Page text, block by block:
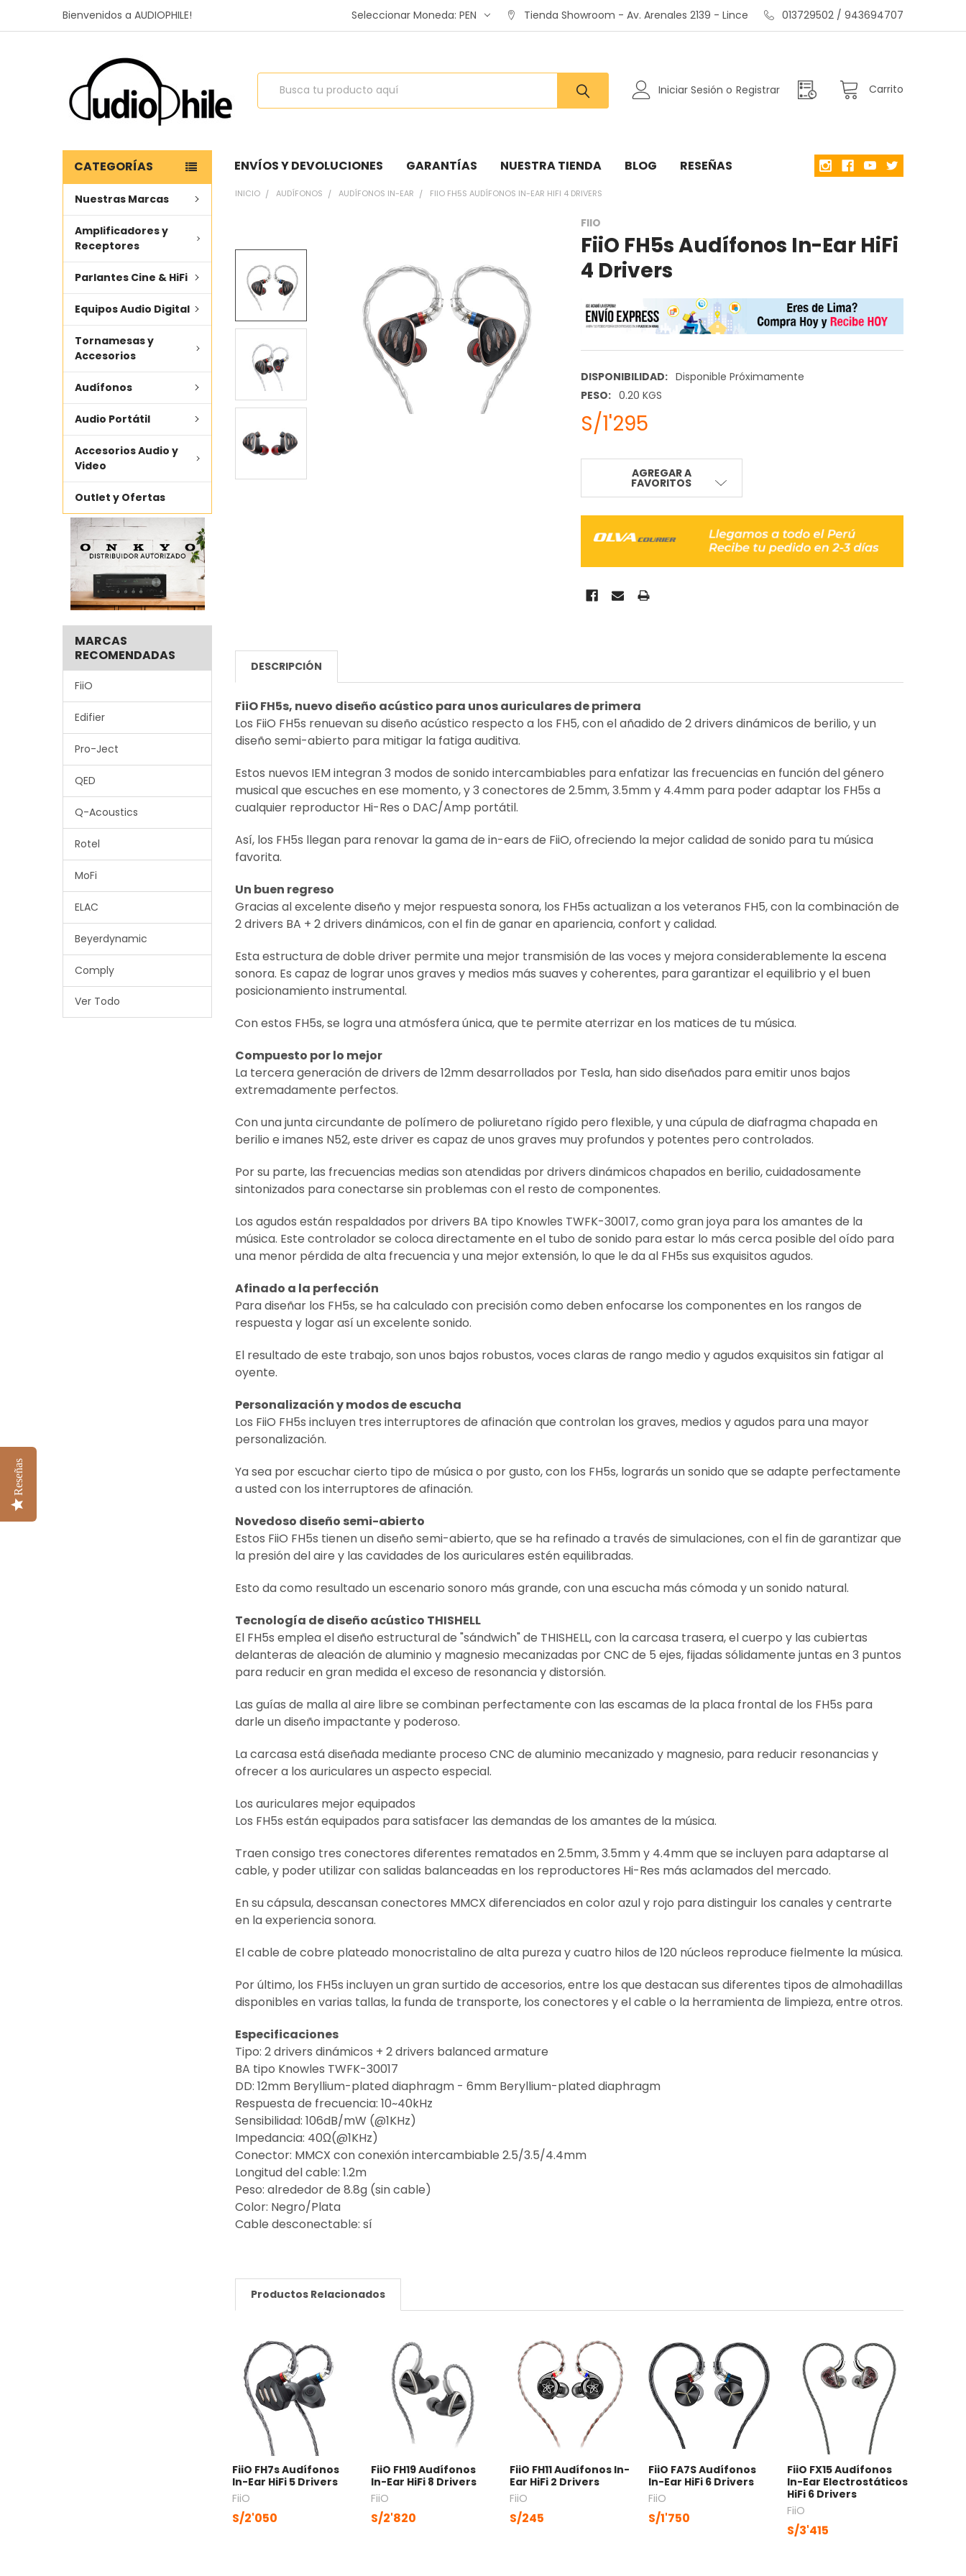
Bienvenidos a AUDIOPHILE! Seleccionar Moneda:PEN Tienda Showroom - Av. Arenales 2139 - Lince 013729502 / 943694707
Iniciar Sesión o Registrar Carrito
Buscar
ENVÍOS Y DEVOLUCIONES GARANTÍAS NUESTRA TIENDA BLOG RESEÑAS
CATEGORÍAS
Nuestras Marcas
Amplificadores y
Receptores
Parlantes Cine & HiFi
Equipos Audio Digital
Tornamesas y
Accesorios
Audífonos
Audio Portátil
Accesorios Audio y
Video
Outlet y Ofertas
MARCAS
RECOMENDADAS
FiiO
Edifier
Pro-Ject
QED
Q-Acoustics
Rotel
MoFi
ELAC
Beyerdynamic
Comply
Ver Todo
INICIO AUDÍFONOS AUDÍFONOS IN-EAR FIIO FH5S AUDÍFONOS IN-EAR HIFI 4 DRIVERS
FIIO
FiiO FH5s Audífonos In-Ear HiFi
4 Drivers
DISPONIBILIDAD: Disponible Próximamente
PESO: 0.20 KGS
S/1'295
STOCK
AGREGAR A
FAVORITOS
JUNTOS
FRECUENTEMENTE:
SELECCIONAR
TODO
SELECCIONADO
AL CARRITO
DESCRIPCIÓN
FiiO FH5s, nuevo diseño acústico para unos auriculares de primera
Los FiiO FH5s renuevan su diseño acústico respecto a los FH5, con el añadido de 2 drivers dinámicos de berilio, y un
diseño semi-abierto para mitigar la fatiga auditiva.
Estos nuevos IEM integran 3 modos de sonido intercambiables para enfatizar las frecuencias en función del género
musical que escuches en ese momento, y 3 conectores de 2.5mm, 3.5mm y 4.4mm para poder adaptar los FH5s a
cualquier reproductor Hi-Res o DAC/Amp portátil.
Así, los FH5s llegan para renovar la gama de in-ears de FiiO, ofreciendo la mejor calidad de sonido para tu música
favorita.
Un buen regreso
Gracias al excelente diseño y mejor respuesta sonora, los FH5s actualizan a los veteranos FH5, con la combinación de
2 drivers BA + 2 drivers dinámicos, con el fin de ganar en apariencia, confort y calidad.
Esta estructura de doble driver permite una mejor transmisión de las voces y mejora considerablemente la escena
sonora. Es capaz de lograr unos graves y medios más suaves y coherentes, para garantizar el equilibrio y el buen
posicionamiento instrumental.
Con estos FH5s, se logra una atmósfera única, que te permite aterrizar en los matices de tu música.
Compuesto por lo mejor
La tercera generación de drivers de 12mm desarrollados por Tesla, han sido diseñados para emitir unos bajos
extremadamente perfectos.
Con una junta circundante de polímero de poliuretano rígido pero flexible, y una cúpula de diafragma chapada en
berilio e imanes N52, este driver es capaz de unos graves muy profundos y potentes pero controlados.
Por su parte, las frecuencias medias son atendidas por drivers dinámicos chapados en berilio, cuidadosamente
sintonizados para conectarse sin problemas con el resto de componentes.
Los agudos están respaldados por drivers BA tipo Knowles TWFK-30017, como gran joya para los amantes de la
música. Este controlador se coloca directamente en el tubo de sonido para estar lo más cerca posible del oído para
una menor pérdida de alta frecuencia y una mejor extensión, lo que le da al FH5s sus exquisitos agudos.
Afinado a la perfección
Para diseñar los FH5s, se ha calculado con precisión como deben enfocarse los componentes en los rangos de
respuesta y logar así un excelente sonido.
El resultado de este trabajo, son unos bajos robustos, voces claras de rango medio y agudos exquisitos sin fatigar al
oyente.
Personalización y modos de escucha
Los FiiO FH5s incluyen tres interruptores de afinación que controlan los graves, medios y agudos para una mayor
personalización.
Ya sea por escuchar cierto tipo de música o por gusto, con los FH5s, lograrás un sonido que se adapte perfectamente
a usted con los interruptores de afinación.
Novedoso diseño semi-abierto
Estos FiiO FH5s tienen un diseño semi-abierto, que se ha refinado a través de simulaciones, con el fin de garantizar que
la presión del aire y las cavidades de los auriculares estén equilibradas.
Esto da como resultado un escenario sonoro más grande, con una escucha más cómoda y un sonido natural.
Tecnología de diseño acústico THISHELL
El FH5s emplea el diseño estructural de "sándwich" de THISHELL, con la carcasa trasera, el cuerpo y las cubiertas
delanteras de aleación de aluminio y magnesio mecanizadas por CNC de 5 ejes, fijadas sólidamente juntas en 3 puntos
para reducir en gran medida el exceso de resonancia y distorsión.
Las guías de malla al aire libre se combinan perfectamente con las escamas de la placa frontal de los FH5s para
darle un diseño impactante y poderoso.
La carcasa está diseñada mediante proceso CNC de aluminio mecanizado y magnesio, para reducir resonancias y
ofrecer a los auriculares un aspecto especial.
Los auriculares mejor equipados
Los FH5s están equipados para satisfacer las demandas de los amantes de la música.
Traen consigo tres conectores diferentes rematados en 2.5mm, 3.5mm y 4.4mm que se incluyen para adaptarse al
cable, y poder utilizar con salidas balanceadas en los reproductores Hi-Res más aclamados del mercado.
En su cápsula, descansan conectores MMCX diferenciados en color azul y rojo para distinguir los canales y centrarte
en la experiencia sonora.
El cable de cobre plateado monocristalino de alta pureza y cuatro hilos de 120 núcleos reproduce fielmente la música.
Por último, los FH5s incluyen un gran surtido de accesorios, entre los que destacan sus diferentes tipos de almohadillas
disponibles en varias tallas, la funda de transporte, los conectores y el cable o la herramienta de limpieza, entre otros.
Especificaciones
Tipo: 2 drivers dinámicos + 2 drivers balanced armature
BA tipo Knowles TWFK-30017
DD: 12mm Beryllium-plated diaphragm - 6mm Beryllium-plated diaphragm
Respuesta de frecuencia: 10~40kHz
Sensibilidad: 106dB/mW (@1KHz)
Impedancia: 40Ω(@1KHz)
Conector: MMCX con conexión intercambiable 2.5/3.5/4.4mm
Longitud del cable: 1.2m
Peso: alrededor de 8.8g (sin cable)
Color: Negro/Plata
Cable desconectable: sí
Productos Relacionados
FiiO FH7s Audífonos
In-Ear HiFi 5 Drivers
FiiO
S/2'050
FiiO FH19 Audífonos
In-Ear HiFi 8 Drivers
FiiO
S/2'820
FiiO FH11 Audífonos In-
Ear HiFi 2 Drivers
FiiO
S/245
FiiO FA7S Audífonos
In-Ear HiFi 6 Drivers
FiiO
S/1'750
FiiO FX15 Audífonos
In-Ear Electrostáticos
HiFi 6 Drivers
FiiO
S/3'415
Reseñas